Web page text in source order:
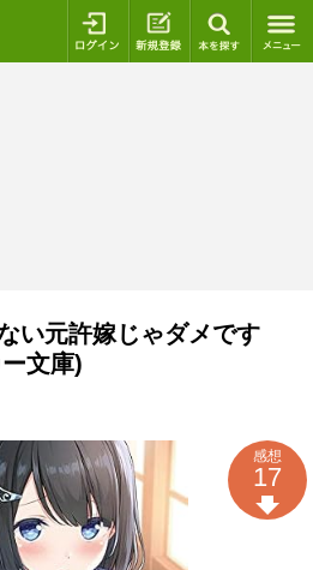
ログイン 新規登録
い元許嫁じゃダメです
文庫)
感想
17